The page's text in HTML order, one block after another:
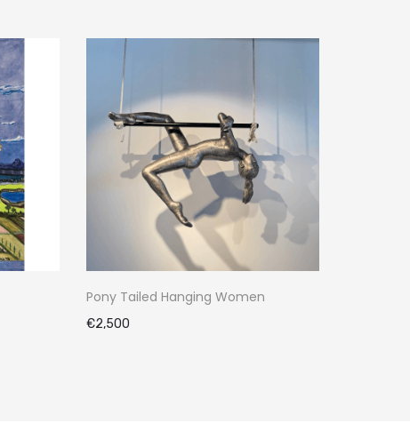
Pony Tailed Hanging Women
€2,500